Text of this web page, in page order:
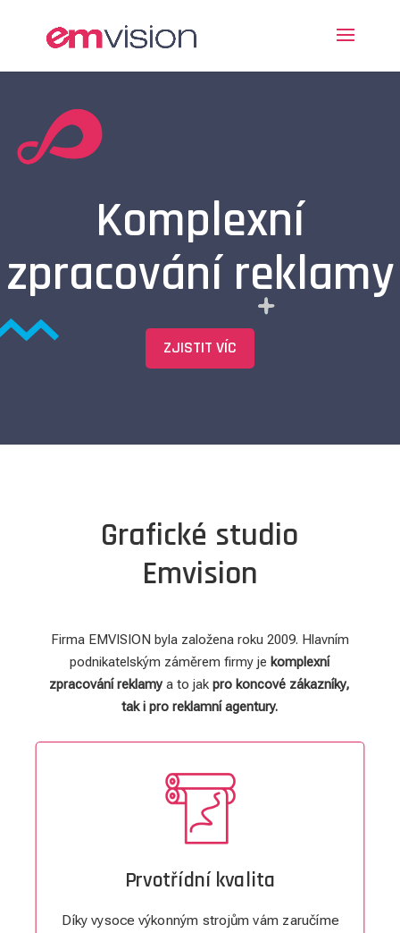
Komplexní
zpracování reklamy
ZJISTIT VÍC
Grafické studio
Emvision
Firma EMVISION byla založena roku 2009. Hlavním
podnikatelským záměrem firmy je komplexní
zpracování reklamya to jakpro koncové zákazníky,
tak i pro reklamní agentury.
Prvotřídní kvalita
Díky vysoce výkonným strojům vám zaručíme